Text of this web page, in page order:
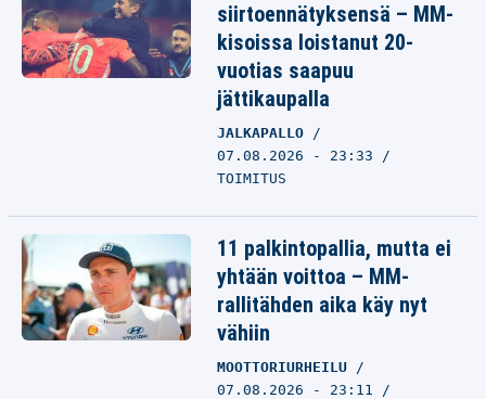
siirtoennätyksensä – MM-
kisoissa loistanut 20-
vuotias saapuu
jättikaupalla
JALKAPALLO
07.08.2026 - 23:33
TOIMITUS
11 palkintopallia, mutta ei
yhtään voittoa – MM-
rallitähden aika käy nyt
vähiin
MOOTTORIURHEILU
07.08.2026 - 23:11